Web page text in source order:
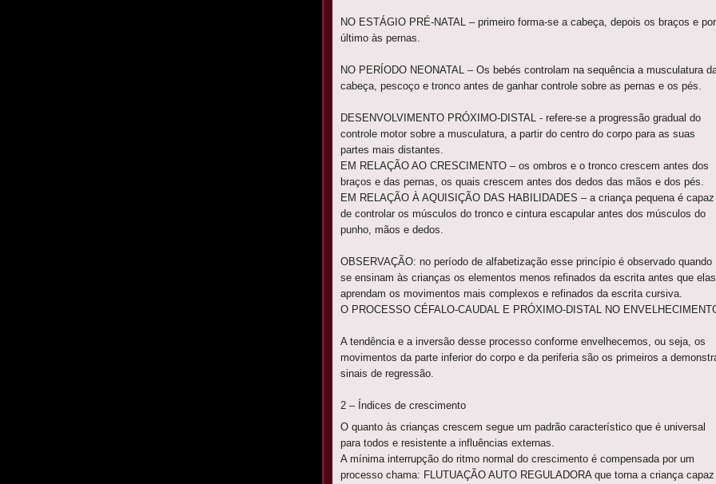
NO ESTÁGIO PRÉ-NATAL – primeiro forma-se a cabeça, depois os braços e por
último às pernas.
NO PERÍODO NEONATAL – Os bebés controlam na sequência a musculatura
cabeça, pescoço e tronco antes de ganhar controle sobre as pernas e os pés.
DESENVOLVIMENTO PRÓXIMO-DISTAL - refere-se a progressão gradual do
controle motor sobre a musculatura, a partir do centro do corpo para as suas
partes mais distantes.
EM RELAÇÃO AO CRESCIMENTO – os ombros e o tronco crescem antes dos
braços e das pernas, os quais crescem antes dos dedos das mãos e dos pés.
EM RELAÇÃO À AQUISIÇÃO DAS HABILIDADES – a criança pequena é capaz
de controlar os músculos do tronco e cintura escapular antes dos músculos do
punho, mãos e dedos.
OBSERVAÇÃO: no período de alfabetização esse princípio é observado quando
se ensinam às crianças os elementos menos refinados da escrita antes que elas
aprendam os movimentos mais complexos e refinados da escrita cursiva.
O PROCESSO CÉFALO-CAUDAL E PRÓXIMO-DISTAL NO
A tendência e a inversão desse processo conforme envelhecemos, ou seja, os
movimentos da parte inferior do corpo e da periferia são os primeiros a
sinais de regressão.
2 – Índices de crescimento
O quanto às crianças crescem segue um padrão característico que é universal
para todos e resistente a influências externas.
A mínima interrupção do ritmo normal do crescimento é compensada por um
processo chama: FLUTUAÇÃO AUTO REGULADORA que torna a criança capaz